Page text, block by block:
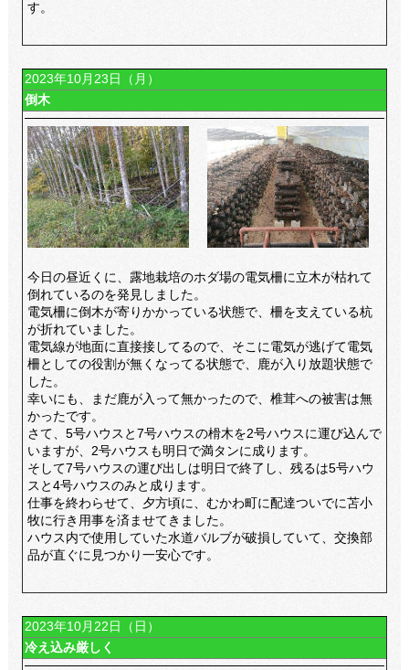
す。
2023年10月23日（月）
倒木
今日の昼近くに、露地栽培のホダ場の電気柵に立木が枯れて
倒れているのを発見しました。
電気柵に倒木が寄りかかっている状態で、柵を支えている杭
が折れていました。
電気線が地面に直接接してるので、そこに電気が逃げて電気
柵としての役割が無くなってる状態で、鹿が入り放題状態で
した。
幸いにも、まだ鹿が入って無かったので、椎茸への被害は無
かったです。
さて、5号ハウスと7号ハウスの榾木を2号ハウスに運び込んで
いますが、2号ハウスも明日で満タンに成ります。
そして7号ハウスの運び出しは明日で終了し、残るは5号ハウ
スと4号ハウスのみと成ります。
仕事を終わらせて、夕方頃に、むかわ町に配達ついでに苫小
牧に行き用事を済ませてきました。
ハウス内で使用していた水道バルブが破損していて、交換部
品が直ぐに見つかり一安心です。
2023年10月22日（日）
冷え込み厳しく